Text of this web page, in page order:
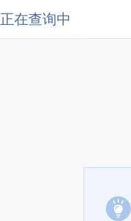
正在查询中